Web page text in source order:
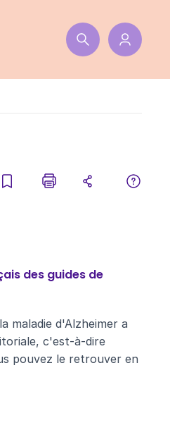
des guides de
maladie d'Alzheimer a
c'est-à-dire
pouvez le retrouver en